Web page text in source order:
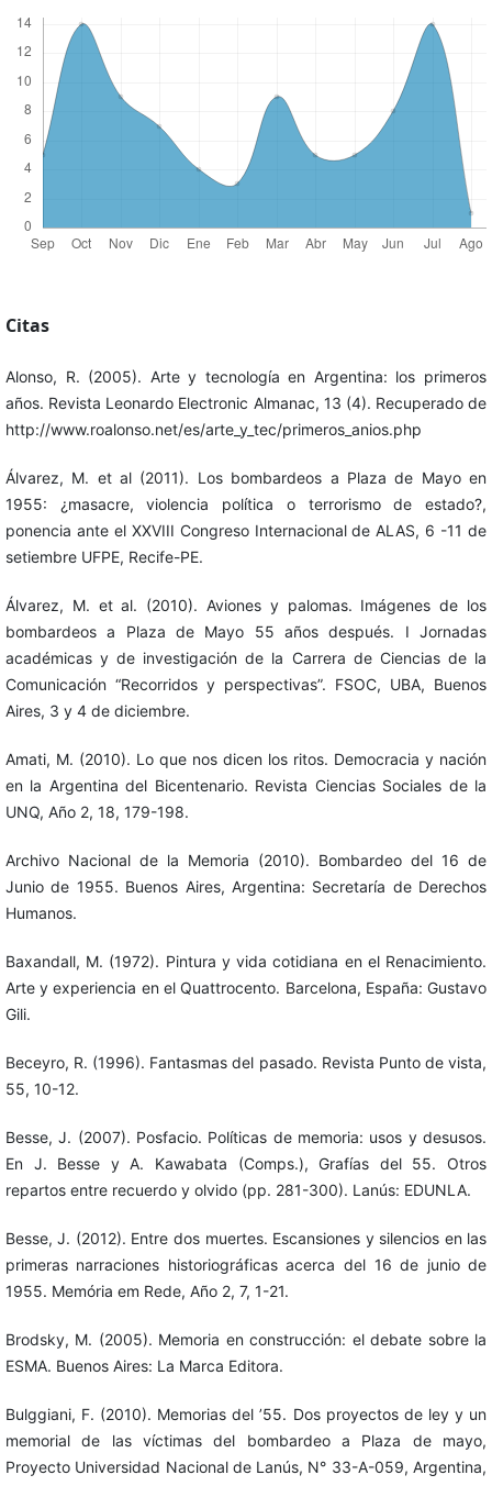
Citas
Alonso, R. (2005). Arte y tecnología en Argentina: los primeros
años. Revista Leonardo Electronic Almanac, 13 (4). Recuperado de
http://www.roalonso.net/es/arte_y_tec/primeros_anios.php
Álvarez, M. et al (2011). Los bombardeos a Plaza de Mayo en
1955: ¿masacre, violencia política o terrorismo de estado?,
ponencia ante el XXVIII Congreso Internacional de ALAS, 6 -11 de
setiembre UFPE, Recife-PE.
Álvarez, M. et al. (2010). Aviones y palomas. Imágenes de los
bombardeos a Plaza de Mayo 55 años después. I Jornadas
académicas y de investigación de la Carrera de Ciencias de la
Comunicación “Recorridos y perspectivas”. FSOC, UBA, Buenos
Aires, 3 y 4 de diciembre.
Amati, M. (2010). Lo que nos dicen los ritos. Democracia y nación
en la Argentina del Bicentenario. Revista Ciencias Sociales de la
UNQ, Año 2, 18, 179-198.
Archivo Nacional de la Memoria (2010). Bombardeo del 16 de
Junio de 1955. Buenos Aires, Argentina: Secretaría de Derechos
Humanos.
Baxandall, M. (1972). Pintura y vida cotidiana en el Renacimiento.
Arte y experiencia en el Quattrocento. Barcelona, España: Gustavo
Gili.
Beceyro, R. (1996). Fantasmas del pasado. Revista Punto de vista,
55, 10-12.
Besse, J. (2007). Posfacio. Políticas de memoria: usos y desusos.
En J. Besse y A. Kawabata (Comps.), Grafías del 55. Otros
repartos entre recuerdo y olvido (pp. 281-300). Lanús: EDUNLA.
Besse, J. (2012). Entre dos muertes. Escansiones y silencios en las
primeras narraciones historiográficas acerca del 16 de junio de
1955. Memória em Rede, Año 2, 7, 1-21.
Brodsky, M. (2005). Memoria en construcción: el debate sobre la
ESMA. Buenos Aires: La Marca Editora.
Bulggiani, F. (2010). Memorias del ’55. Dos proyectos de ley y un
memorial de las víctimas del bombardeo a Plaza de mayo,
Proyecto Universidad Nacional de Lanús, N° 33-A-059, Argentina,